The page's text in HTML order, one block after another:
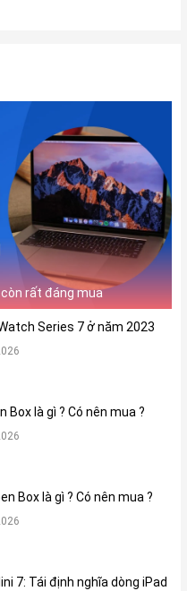
còn rất đáng mua
Series 7 ở năm 2023
Box là gì ? Có nên mua ?
Box là gì ? Có nên mua ?
7: Tái định nghĩa dòng iPad